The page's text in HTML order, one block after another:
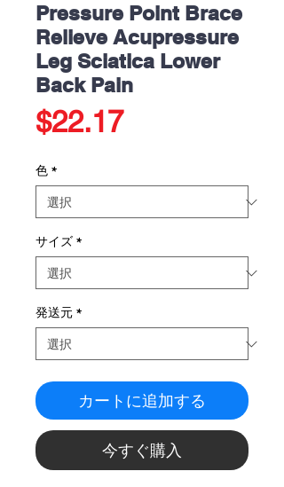
Pressure Point Brace
Relieve Acupressure
Leg Sciatica Lower
Back Pain
$22.17価
色 *
サイズ *
発送元 *
カートに追加する
今すぐ購入